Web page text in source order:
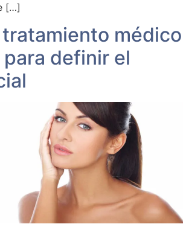
[…]
tratamiento médico
definir el